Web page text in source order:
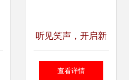
听见笑声，开启新
声 协助听障儿童成
查看详情